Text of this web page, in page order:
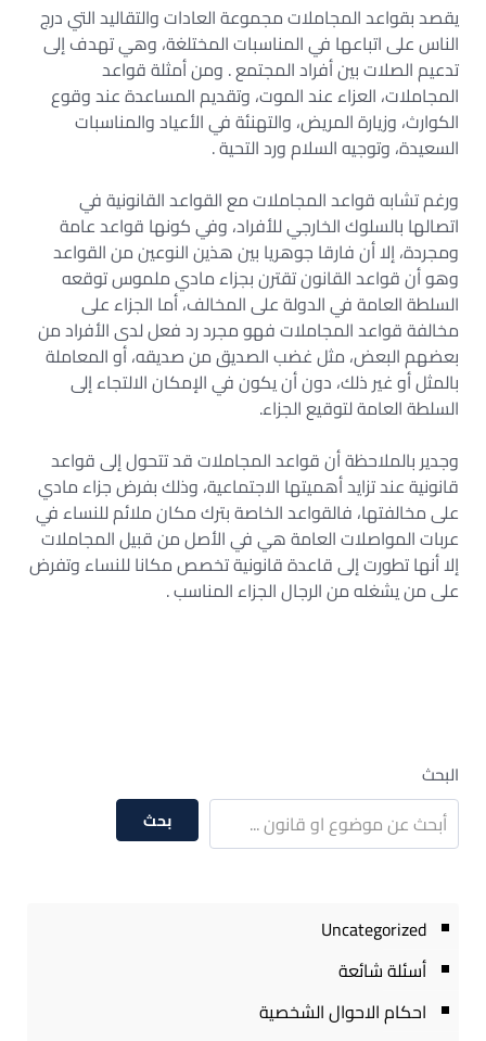
يقصد بقواعد المجاملات مجموعة العادات والتقاليد التي درج
الناس على اتباعها في المناسبات المختلغة، وهي تهدف إلى
تدعيم الصلات بين أفراد المجتمع . ومن أمثلة قواعد
المجاملات، العزاء عند الموت، وتقديم المساعدة عند وقوع
الكوارث، وزيارة المريض، والتهنئة في الأعياد والمناسبات
السعيدة، وتوجيه السلام ورد التحية .
ورغم تشابه قواعد المجاملات مع القواعد القانونية في
اتصالها بالسلوك الخارجي للأفراد، وفي كونها قواعد عامة
ومجردة، إلا أن فارقا جوهريا بين هذين النوعين من القواعد
وهو أن قواعد القانون تقترن بجزاء مادي ملموس توقعه
السلطة العامة في الدولة على المخالف، أما الجزاء على
مخالفة قواعد المجاملات فهو مجرد رد فعل لدى الأفراد من
بعضهم البعض، مثل غضب الصديق من صديقه، أو المعاملة
بالمثل أو غير ذلك، دون أن يكون في الإمكان الالتجاء إلى
السلطة العامة لتوقيع الجزاء.
وجدير بالملاحظة أن قواعد المجاملات قد تتحول إلى قواعد
قانونية عند تزايد أهميتها الاجتماعية، وذلك بفرض جزاء مادي
على مخالفتها، فالقواعد الخاصة بترك مكان ملائم للنساء في
عربات المواصلات العامة هي في الأصل من قبيل المجاملات
إلا أنها تطورت إلى قاعدة قانونية تخصص مكانا للنساء وتفرض
على من يشغله من الرجال الجزاء المناسب .
البحث
بحث
Uncategorized
أسئلة شائعة
احكام الاحوال الشخصية